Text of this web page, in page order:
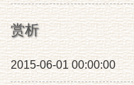
赏析
2015-06-01 00:00:00